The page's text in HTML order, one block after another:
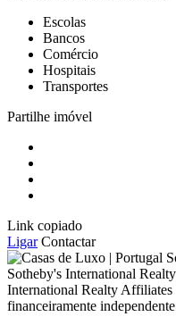
Escolas
Bancos
Comércio
Hospitais
Transportes
Partilhe imóvel
Link copiado
Ligar Contactar
Sotheby's International
International Realty
financeiramente